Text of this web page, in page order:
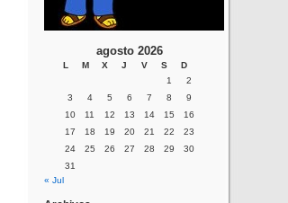
agosto 2026
L M X J V S
D
1
2
3
4 5 6 7 8
9
10
11 12 13 14 15
16
17
18 19 20 21 22
23
24
25 26 27 28 29
30
31
« Jul